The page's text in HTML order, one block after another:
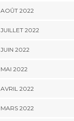
AOÛT 2022
JUILLET 2022
JUIN 2022
MAI 2022
AVRIL 2022
MARS 2022